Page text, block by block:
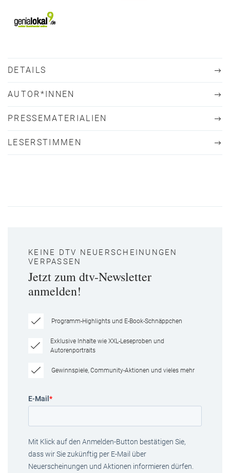
DETAILS
AUTOR*INNEN
PRESSEMATERIALIEN
LESERSTIMMEN
KEINE DTV NEUERSCHEINUNGEN
VERPASSEN
Jetzt zum dtv-Newsletter
anmelden!
Programm-Highlights und E-Book-Schnäppchen
Exklusive Inhalte wie XXL-Leseproben und
Autorenportraits
Gewinnspiele, Community-Aktionen und vieles mehr
E-Mail *
Mit Klick auf den Anmelden-Button bestätigen Sie,
dass wir Sie zukünftig per E-Mail über
Neuerscheinungen und Aktionen informieren dürfen.